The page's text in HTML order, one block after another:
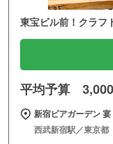
東宝ビル前！クラフ
平均予算
新宿ビアガーデン
西武新宿駅／東京都